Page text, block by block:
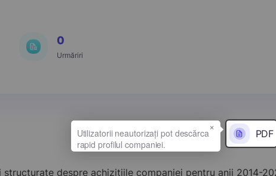
0
Urmăriri
PDF
despre achizițiile companiei pentru anii 2014-
×